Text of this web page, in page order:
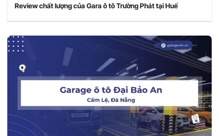
Review chất lượng của Gara ô tô Trường Phát tại Huế